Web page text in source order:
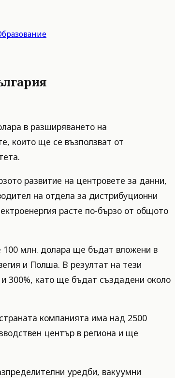
в разширяването на
които ще се възползват от
развитие на центровете за данни,
на отдела за дистрибуционни
расте по-бързо от общото
100 млн. долара ще бъдат вложени в
и Полша. В резултат на тези
300%, като ще бъдат създадени около
компанията има над 2500
център в региона и ще
уредби, вакуумни